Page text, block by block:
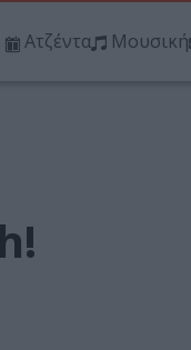
Ατζέντα Μουσική